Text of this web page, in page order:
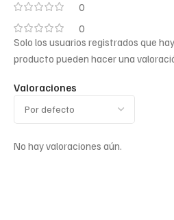
0
0
Valoraciones
No hay valoraciones aún.
Solo los usuarios registrados que
producto pueden hacer una